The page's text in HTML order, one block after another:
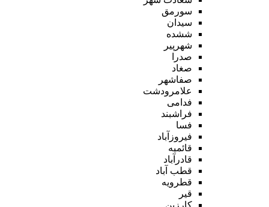
سورمق
سیدان
ششده
شهرپیر
صدرا
صغاد
صفاشهر
علامرودشت
فدامی
فراشبند
فسا
فیروزآباد
قائمیه
قادرآباد
قطب آباد
قطرویه
قیر
کارزین